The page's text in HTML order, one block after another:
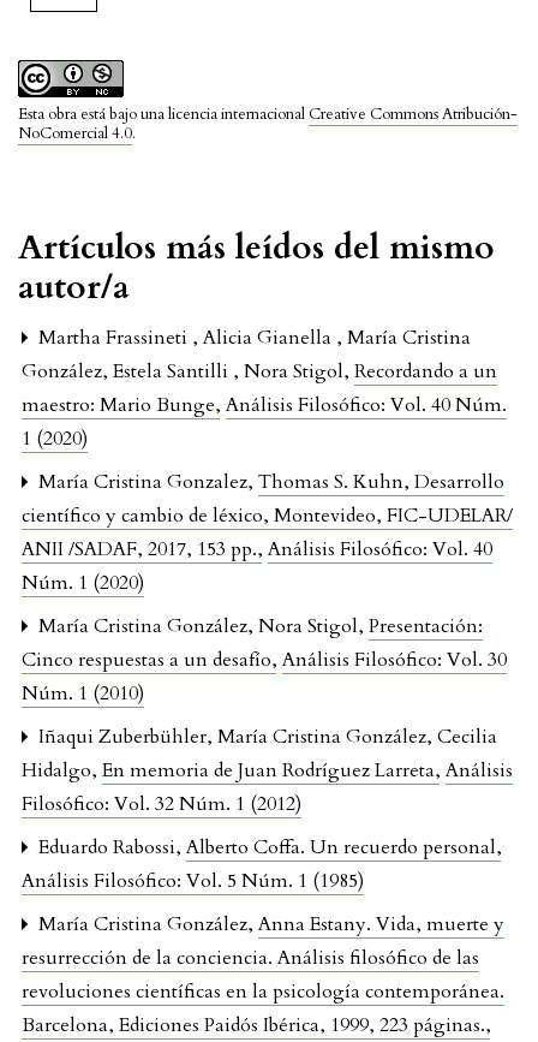
Esta obra está bajo una licencia internacional Creative Commons Atribución-
NoComercial 4.0.
Artículos más leídos del mismo
autor/a
Martha Frassineti , Alicia Gianella , María Cristina
González, Estela Santilli , Nora Stigol, Recordando a un
maestro: Mario Bunge,Análisis Filosófico: Vol. 40 Núm.
1 (2020)
María Cristina Gonzalez, Thomas S. Kuhn, Desarrollo
científico y cambio de léxico, Montevideo, FIC-UDELAR/
ANII /SADAF, 2017, 153 pp.,Análisis Filosófico: Vol. 40
Núm. 1 (2020)
María Cristina González, Nora Stigol, Presentación:
Cinco respuestas a un desafío,Análisis Filosófico: Vol. 30
Núm. 1 (2010)
Iñaqui Zuberbühler, María Cristina González, Cecilia
Hidalgo,En memoria de Juan Rodríguez Larreta,Análisis
Filosófico: Vol. 32 Núm. 1 (2012)
Eduardo Rabossi,Alberto Coffa. Un recuerdo personal,
Análisis Filosófico: Vol. 5 Núm. 1 (1985)
María Cristina González,Anna Estany. Vida, muerte y
resurrección de la conciencia. Análisis filosófico de las
revoluciones científicas en la psicología contemporánea.
Barcelona, Ediciones Paidós Ibérica, 1999, 223 páginas.,